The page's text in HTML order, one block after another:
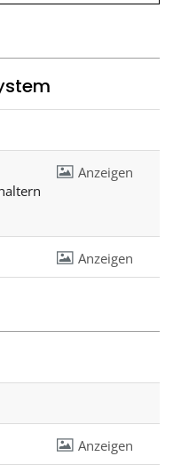
Anzeigen
Anzeigen
Anzeigen